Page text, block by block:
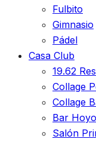
Fulbito
Gimnasio
Pádel
Casa Club
19.62
Collage
Collage
Bar
Salón